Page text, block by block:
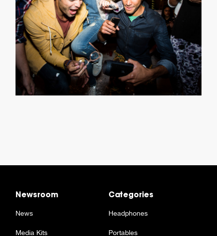
Newsroom
News
Media Kits
Categories
Headphones
Portables